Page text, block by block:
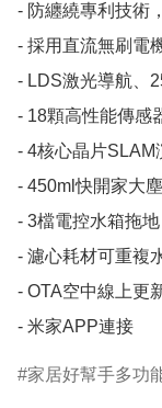
- 防纏繞專利技術
- 採用直流無刷電
- LDS激光導航、
- 18顆高性能傳感
- 4核心晶片SLAM
- 450ml快開家大
- 3檔電控水箱拖地
- 濾心耗材可重複
- OTA空中線上更
- 米家APP連接
家居好幫手多功